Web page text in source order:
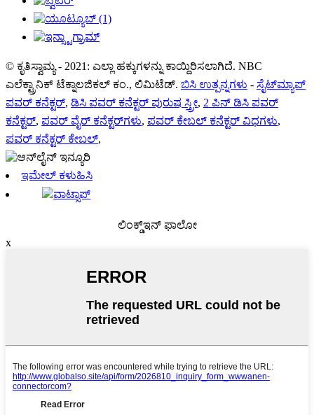
© ಕೃತಿಸ್ವಾಮ್ಯ - 2021: ಎಲ್ಲಾ ಹಕ್ಕುಗಳನ್ನು ಕಾಯ್ದಿರಿಸಲಾಗಿದೆ. NBC
ಎಲೆಕ್ಟ್ರಾನಿಕ್ ಟೆಕ್ನಾಲಜಿಕಲ್ ಕಂ., ಲಿಮಿಟೆಡ್. ಬಿಸಿ ಉತ್ಪನ್ನಗಳು - ಸೈಟ್‌ಮ್ಯಾಪ್
ಪವರ್ ಕನೆಕ್ಟರ್, ಡಿಸಿ ಪವರ್ ಕನೆಕ್ಟರ್ ಪುರುಷ ಸ್ತ್ರೀ, 2 ಪಿನ್ ಡಿಸಿ ಪವರ್
ಕನೆಕ್ಟರ್, ಪವರ್ ವೈರ್ ಕನೆಕ್ಟರ್‌ಗಳು, ಪವರ್ ಕೇಬಲ್ ಕನೆಕ್ಟರ್ ವಿಧಗಳು,
ಪವರ್ ಕನೆಕ್ಟರ್ ಕೇಬಲ್,
ಇಮೇಲ್ ಕಳುಹಿಸಿ
ವಾಟ್ಸಾಪ್
ಲಿಂಕ್ಡ್ಇನ್ ಫಾಲೋ
x